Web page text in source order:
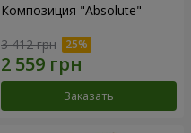
Композиция "Absolute"
3 412 грн
Заказать